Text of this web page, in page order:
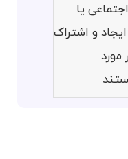
یا
و اشتراک
مورد